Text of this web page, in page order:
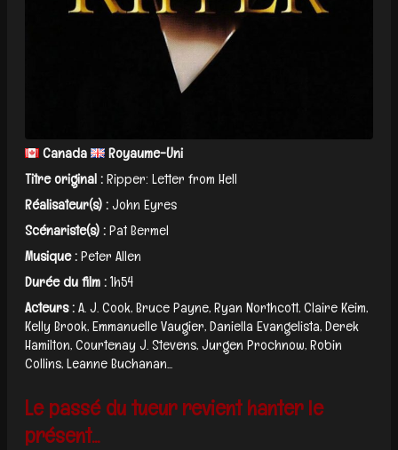
Canada
Royaume-Uni
Titre original :Ripper: Letter from Hell
Réalisateur(s) :John Eyres
Scénariste(s) :Pat Bermel
Musique :Peter Allen
Durée du film :1h54
Acteurs :A. J. Cook, Bruce Payne, Ryan Northcott, Claire Keim,
Kelly Brook, Emmanuelle Vaugier, Daniella Evangelista, Derek
Hamilton, Courtenay J. Stevens, Jurgen Prochnow, Robin
Collins, Leanne Buchanan...
Le passé du tueur revient hanter le
présent...